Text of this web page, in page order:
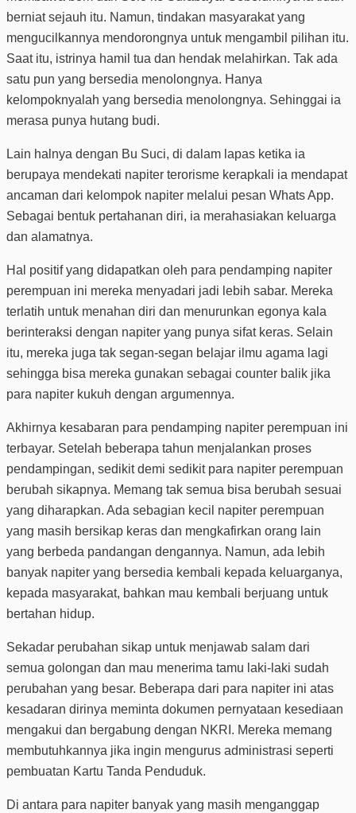
berniat sejauh itu. Namun, tindakan masyarakat yang
mengucilkannya mendorongnya untuk mengambil pilihan itu.
Saat itu, istrinya hamil tua dan hendak melahirkan. Tak ada
satu pun yang bersedia menolongnya. Hanya
kelompoknyalah yang bersedia menolongnya. Sehinggai ia
merasa punya hutang budi.
Lain halnya dengan Bu Suci, di dalam lapas ketika ia
berupaya mendekati napiter terorisme kerapkali ia mendapat
ancaman dari kelompok napiter melalui pesan Whats App.
Sebagai bentuk pertahanan diri, ia merahasiakan keluarga
dan alamatnya.
Hal positif yang didapatkan oleh para pendamping napiter
perempuan ini mereka menyadari jadi lebih sabar. Mereka
terlatih untuk menahan diri dan menurunkan egonya kala
berinteraksi dengan napiter yang punya sifat keras. Selain
itu, mereka juga tak segan-segan belajar ilmu agama lagi
sehingga bisa mereka gunakan sebagai counter balik jika
para napiter kukuh dengan argumennya.
Akhirnya kesabaran para pendamping napiter perempuan ini
terbayar. Setelah beberapa tahun menjalankan proses
pendampingan, sedikit demi sedikit para napiter perempuan
berubah sikapnya. Memang tak semua bisa berubah sesuai
yang diharapkan. Ada sebagian kecil napiter perempuan
yang masih bersikap keras dan mengkafirkan orang lain
yang berbeda pandangan dengannya. Namun, ada lebih
banyak napiter yang bersedia kembali kepada keluarganya,
kepada masyarakat, bahkan mau kembali berjuang untuk
bertahan hidup.
Sekadar perubahan sikap untuk menjawab salam dari
semua golongan dan mau menerima tamu laki-laki sudah
perubahan yang besar. Beberapa dari para napiter ini atas
kesadaran dirinya meminta dokumen pernyataan kesediaan
mengakui dan bergabung dengan NKRI. Mereka memang
membutuhkannya jika ingin mengurus administrasi seperti
pembuatan Kartu Tanda Penduduk.
Di antara para napiter banyak yang masih menganggap